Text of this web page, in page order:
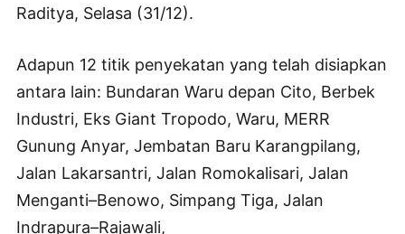
Raditya, Selasa (31/12).
Adapun 12 titik penyekatan yang telah disiapkan
antara lain: Bundaran Waru depan Cito, Berbek
Industri, Eks Giant Tropodo, Waru, MERR
Gunung Anyar, Jembatan Baru Karangpilang,
Jalan Lakarsantri, Jalan Romokalisari, Jalan
Menganti–Benowo, Simpang Tiga, Jalan
Indrapura–Rajawali,